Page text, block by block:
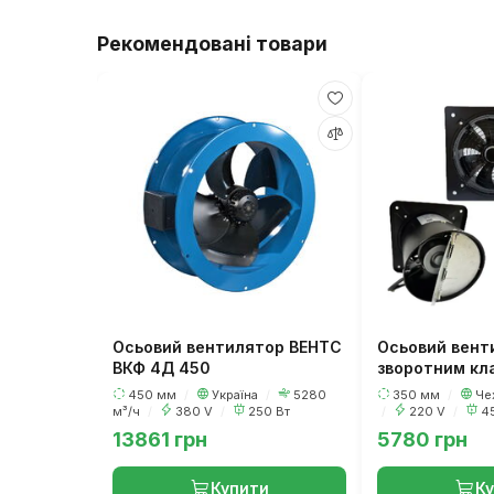
Рекомендовані товари
Осьовий вентилятор ВЕНТС
ВКФ 4Д 450
450 мм Україна
5280
м³/ч
380 V 250 Вт
13861 грн
Купити
Осьовий
зворотним
QuickAir FK
350 мм
220 V
5780 грн